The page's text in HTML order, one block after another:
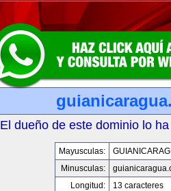
El dueño de este dominio lo
Mayusculas:
Minusculas:
Longitud:
13 caracteres